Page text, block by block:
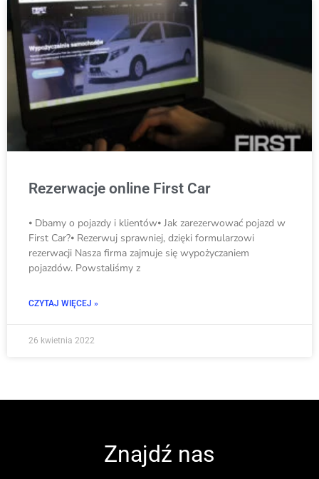
Rezerwacje online First Car
⦁ Dbamy o pojazdy i klientów⦁ Jak zarezerwować pojazd w
First Car?⦁ Rezerwuj sprawniej, dzięki formularzowi
rezerwacji Nasza firma zajmuje się wypożyczaniem
pojazdów. Powstaliśmy z
CZYTAJ WIĘCEJ »
26 kwietnia 2022
Znajdź nas